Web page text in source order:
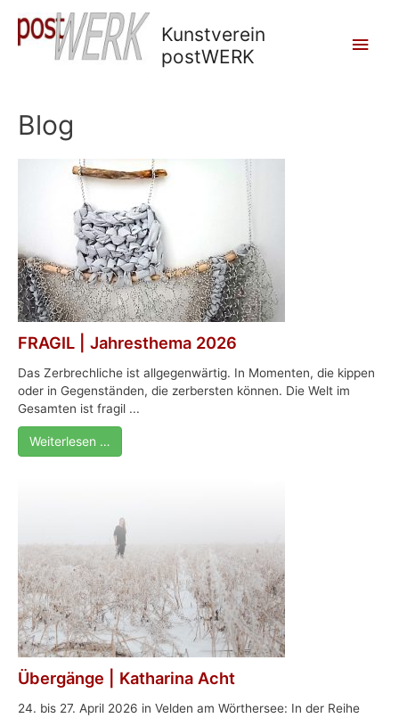
Kunstverein
postWERK
Main
Blog
FRAGIL | Jahresthema 2026
Das Zerbrechliche ist allgegenwärtig. In Momenten, die kippen
oder in Gegenständen, die zerbersten können. Die Welt im
Gesamten ist fragil ...
Weiterlesen …
Übergänge | Katharina Acht
24. bis 27. April 2026 in Velden am Wörthersee: In der Reihe